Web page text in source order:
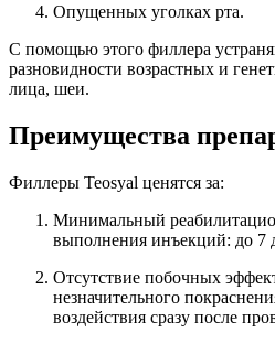
Опущенных уголках рта.
С помощью этого филлера
разновидности возрастных и
лица, шеи.
Преимущества
Филлеры Teosyal ценятся за:
Минимальный
выполнения инъекций: до 7
Отсутствие побочных
незначительного
воздействия сразу после